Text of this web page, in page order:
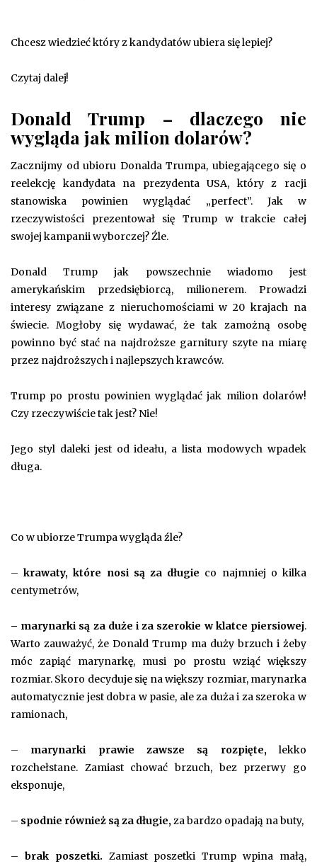
Chcesz wiedzieć który z kandydatów ubiera się lepiej?
Czytaj dalej!
Donald Trump – dlaczego nie
wygląda jak milion dolarów?
Zacznijmy od ubioru Donalda Trumpa, ubiegającego się o
reelekcję kandydata na prezydenta USA, który z racji
stanowiska powinien wyglądać „perfect”. Jak w
rzeczywistości prezentował się Trump w trakcie całej
swojej kampanii wyborczej? Źle.
Donald Trump jak powszechnie wiadomo jest
amerykańskim przedsiębiorcą, milionerem. Prowadzi
interesy związane z nieruchomościami w 20 krajach na
świecie. Mogłoby się wydawać, że tak zamożną osobę
powinno być stać na najdroższe garnitury szyte na miarę
przez najdroższych i najlepszych krawców.
Trump po prostu powinien wyglądać jak milion dolarów!
Czy rzeczywiście tak jest? Nie!
Jego styl daleki jest od ideału, a lista modowych wpadek
długa.
Co w ubiorze Trumpa wygląda źle?
–krawaty, które nosi są za długie co najmniej o kilka
centymetrów,
– marynarki są za duże i za szerokie w klatce piersiowej.
Warto zauważyć, że Donald Trump ma duży brzuch i żeby
móc zapiąć marynarkę, musi po prostu wziąć większy
rozmiar. Skoro decyduje się na większy rozmiar, marynarka
automatycznie jest dobra w pasie, ale za duża i za szeroka w
ramionach,
– marynarki prawie zawsze są rozpięte,lekko
rozchełstane. Zamiast chować brzuch, bez przerwy go
eksponuje,
– spodnie również są za długie,za bardzo opadają na buty,
– brak poszetki. Zamiast poszetki Trump wpina małą,